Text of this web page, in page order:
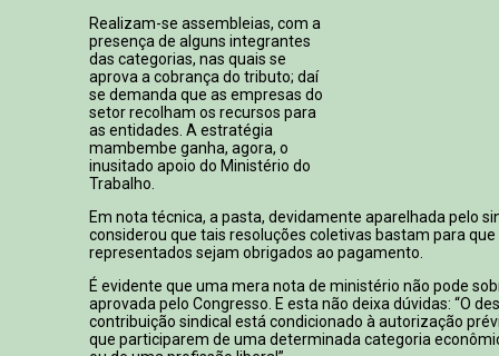
Realizam-se assembleias, com a
presença de alguns integrantes
das categorias, nas quais se
aprova a cobrança do tributo; daí
se demanda que as empresas do
setor recolham os recursos para
as entidades. A estratégia
mambembe ganha, agora, o
inusitado apoio do Ministério do
Trabalho.
Em nota técnica, a pasta, devidamente aparelhada pelo
considerou que tais resoluções coletivas bastam para
representados sejam obrigados ao pagamento.
É evidente que uma mera nota de ministério não pode
aprovada pelo Congresso. E esta não deixa dúvidas: “O
contribuição sindical está condicionado à autorização
que participarem de uma determinada categoria